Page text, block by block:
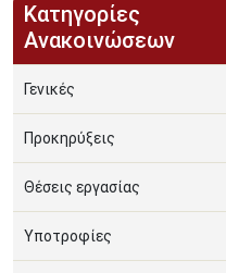
Κατηγορίες
Ανακοινώσεων
Γενικές
Προκηρύξεις
Θέσεις εργασίας
Υποτροφίες